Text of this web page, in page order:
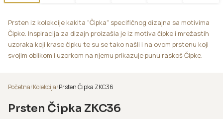
Prsten iz kolekcije kakita "Čipka" specifičnog dizajna sa motivima
Čipke. Inspiracija za dizajn proizašla je iz motiva čipke i mrežastih
uzoraka koji krase čipku te su se tako našli i na ovom prstenu koji
svojim oblikom i uzorkom na njemu prikazuje punu raskoš Čipke.
Početna/Kolekcija/Prsten Čipka ZKC36
Prsten Čipka ZKC36